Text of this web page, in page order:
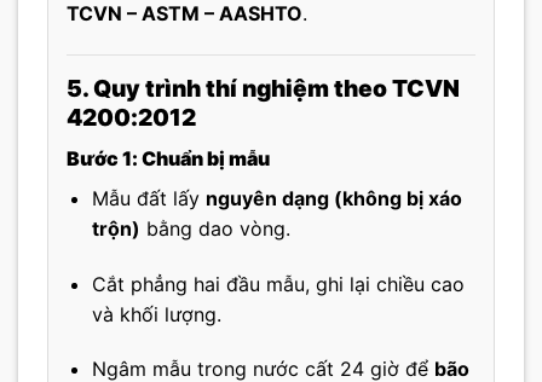
TCVN – ASTM – AASHTO.
5. Quy trình thí nghiệm theo TCVN
4200:2012
Bước 1: Chuẩn bị mẫu
Mẫu đất lấy nguyên dạng (không bị xáo
trộn) bằng dao vòng.
Cắt phẳng hai đầu mẫu, ghi lại chiều cao
và khối lượng.
Ngâm mẫu trong nước cất 24 giờ để bão